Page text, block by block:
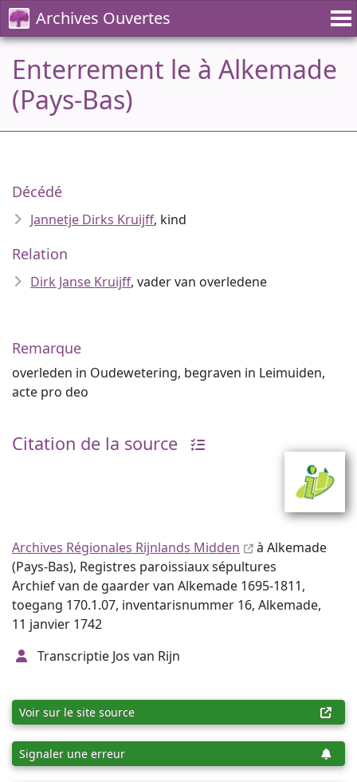
Archives Ouvertes
Enterrement le à Alkemade
(Pays-Bas)
Décédé
Jannetje Dirks Kruijff, kind
Relation
Dirk Janse Kruijff, vader van overledene
Remarque
overleden in Oudewetering, begraven in Leimuiden,
acte pro deo
Citation de la source
Archives Régionales Rijnlands Midden
à Alkemade
(Pays-Bas), Registres paroissiaux sépultures
Archief van de gaarder van Alkemade 1695-1811,
toegang 170.1.07, inventarisnummer 16, Alkemade,
11 janvier 1742
Transcriptie Jos van Rijn
Voir sur le site source
Signaler une erreur